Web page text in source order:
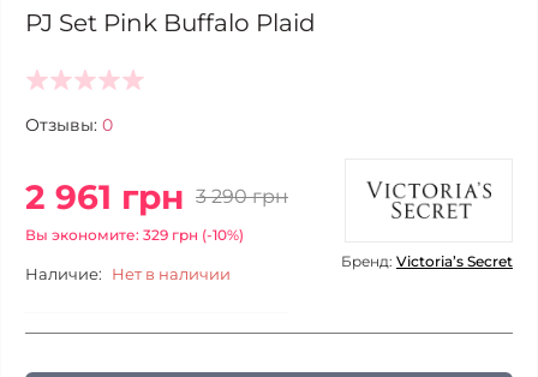
PJ Set Pink Buffalo Plaid
Отзывы: 0
2 961 грн 3 290 грн
Вы экономите: 329 грн (-10%)
Наличие: Нет в наличии
Бренд: Victoria’s Secret